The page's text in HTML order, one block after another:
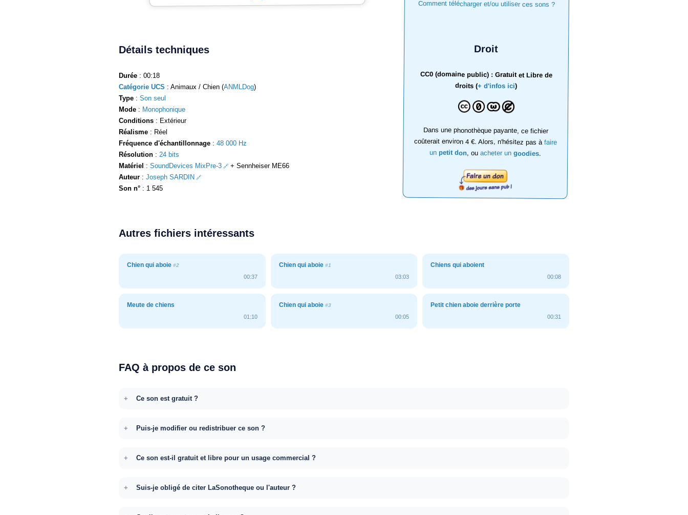
Comment télécharger et/ou utiliser ces sons ?
Droit
CC0 (domaine public) : Gratuit et Libre de
droits (+ d'infos ici)
Dans une phonothèque payante, ce fichier
coûterait environ 4 €. Alors, n'hésitez pas àfaire
un petit don, ouacheter ungoodies.
Détails techniques
Durée : 00:18
Catégorie UCS : Animaux / Chien (ANMLDog)
Type : Son seul
Mode : Monophonique
Conditions : Extérieur
Réalisme : Réel
Fréquence d'échantillonnage : 48 000 Hz
Résolution : 24 bits
Matériel : SoundDevices MixPre-3
+ Sennheiser ME66
Auteur : Joseph SARDIN
Son n° : 1 545
Autres fichiers intéressants
Chien qui aboie #2
00:37
Chien qui aboie #1
03:03
Chiens qui aboient
00:08
Meute de chiens
01:10
Chien qui aboie #3
00:05
Petit chien aboie derrière porte
00:31
FAQ à propos de ce son
Ce son est gratuit ?
Puis-je modifier ou redistribuer ce son ?
Ce son est-il gratuit et libre pour un usage commercial ?
Suis-je obligé de citer LaSonotheque ou l'auteur ?